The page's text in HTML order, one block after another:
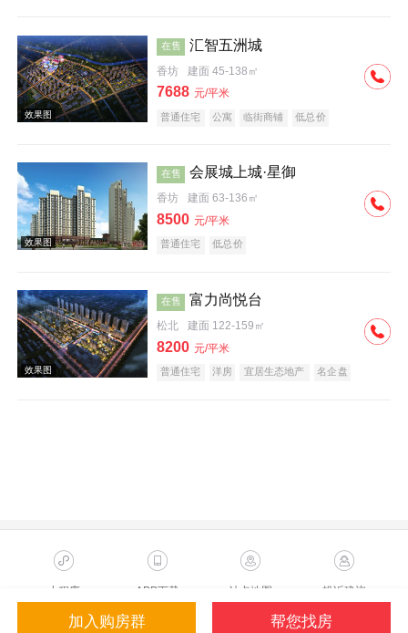
效果图
实景图
效果图
在售 汇智五洲城
香坊 建面 45-138㎡
7688 元/平米
普通住宅 公寓 临街商铺 低总价
在售 会展城上城·星御
香坊 建面 63-136㎡
8500 元/平米
普通住宅 低总价
在售 富力尚悦台
松北 建面 122-159㎡
8200 元/平米
普通住宅 洋房 宜居生态地产
名企盘
加入购房群 帮您找房
小程序 APP下载 站点地图 投诉建议